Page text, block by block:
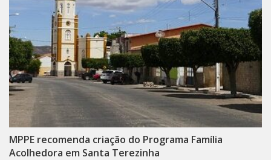
MPPE recomenda criação do Programa Família
Acolhedora em Santa Terezinha